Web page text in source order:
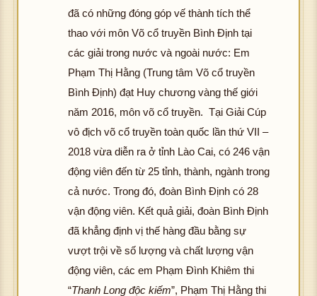
đã có những đóng góp vế thành tích thể
thao với môn Võ cổ truyền Bình Định tại
các giải trong nước và ngoài nước: Em
Phạm Thị Hằng (Trung tâm Võ cổ truyền
Bình Định) đạt Huy chương vàng thế giới
năm 2016, môn võ cổ truyền. Tại Giải Cúp
vô địch võ cổ truyền toàn quốc lần thứ VII –
2018 vừa diễn ra ở tỉnh Lào Cai, có 246 vận
động viên đến từ 25 tỉnh, thành, ngành trong
cả nước. Trong đó, đoàn Bình Định có 28
vận động viên. Kết quả giải, đoàn Bình Ðịnh
đã khẳng định vị thế hàng đầu bằng sự
vượt trội về số lượng và chất lượng vận
động viên, các em Phạm Đình Khiêm thi
“Thanh Long độc kiếm”, Phạm Thị Hằng thi